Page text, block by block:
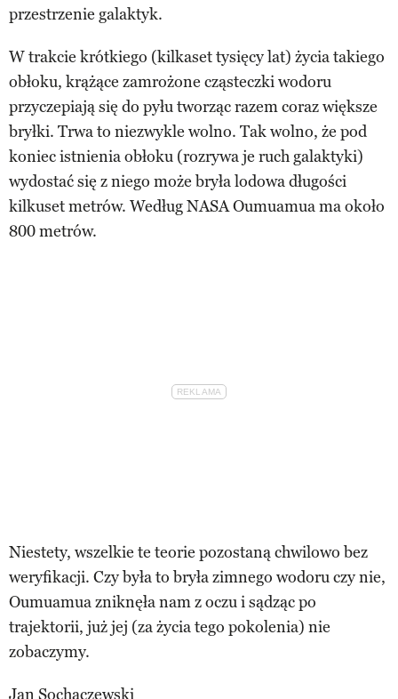
przestrzenie galaktyk.
W trakcie krótkiego (kilkaset tysięcy lat) życia takiego
obłoku, krążące zamrożone cząsteczki wodoru
przyczepiają się do pyłu tworząc razem coraz większe
bryłki. Trwa to niezwykle wolno. Tak wolno, że pod
koniec istnienia obłoku (rozrywa je ruch galaktyki)
wydostać się z niego może bryła lodowa długości
kilkuset metrów. Według NASA Oumuamua ma około
800 metrów.
Niestety, wszelkie te teorie pozostaną chwilowo bez
weryfikacji. Czy była to bryła zimnego wodoru czy nie,
Oumuamua zniknęła nam z oczu i sądząc po
trajektorii, już jej (za życia tego pokolenia) nie
zobaczymy.
Jan Sochaczewski